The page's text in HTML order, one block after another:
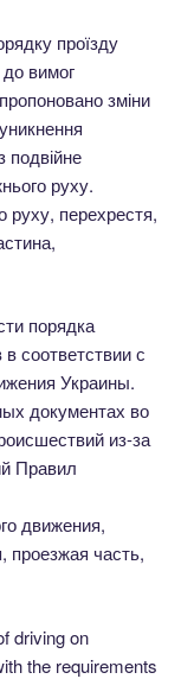
проїзду
до вимог
зміни
подвійне
руху.
руху, перехрестя,
порядка
соответствии с
Украины.
документах во
из-за
Правил
движения,
проезжая часть,
driving on
the requirements